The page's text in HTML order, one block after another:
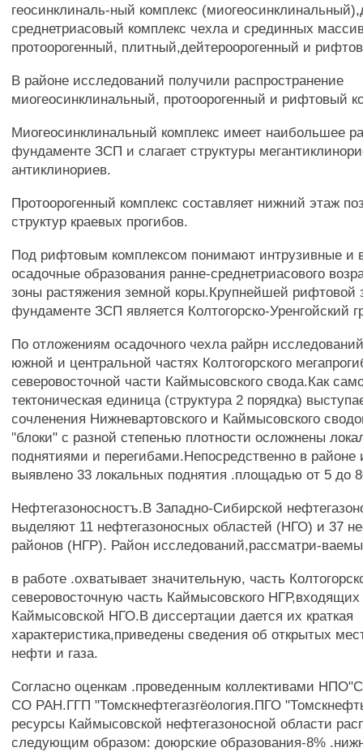
геосинклиналь-ный комплекс
среднетриасовый комплекс чехла и срединных
протоорогенный, плитный,дейтероорогенный и
В районе исследований получили распространение
миогеосинклинальный, протоорогенный и рифтовый
Миогеосинклинальный комплекс имеет наибольшее
фундаменте ЗСП и слагает структуры
антиклинориев.
Протоорогенный комплекс составляет нижний этаж
структур краевых прогибов.
Под рифтовым комплексом понимают интрузивные и
осадочные образования ранне-среднетриасового
зоны растяжения земной коры.Крупнейшей рифтовой
фундаменте ЗСП является Колтогорско-Уренгойский
По отложениям осадочного чехла райрн
южной и центральной частях Колтогорского
северовосточной части Каймысовского свода.Как
тектоническая единица (структура 2 порядка)
сочленения Нижневартовского и Каймысовского
"блоки" с разной степенью плотности осложнены
поднятиями и перегибами.Непосредственно в районе
выявлено 33 локальных поднятия .площадью от 5 до
Нефтегазоносностъ.В Западно-Сибирской
выделяют 11 нефтегазоносных областей (НГО) и 37
районов (НГР). Район исследований,рассматри-
в работе .охватывает значительную, часть
северовосточную часть Каймысовского НГР,входящих
Каймысовской НГО.В диссертации дается их краткая
характеристика,приведены сведения об открытых
нефти и газа.
Согласно оценкам .проведенным коллективами
СО РАН.ГГП "Томскнефтегазгёология.ПГО
ресурсы Каймысовской нефтегазоносной области
следующим образом: доюрские образования-8%